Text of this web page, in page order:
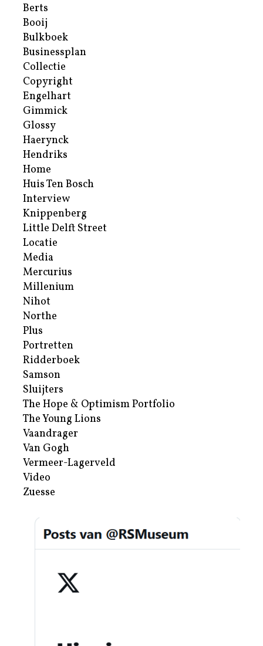
Berts
Booij
Bulkboek
Businessplan
Collectie
Copyright
Engelhart
Gimmick
Glossy
Haerynck
Hendriks
Home
Huis Ten Bosch
Interview
Knippenberg
Little Delft Street
Locatie
Media
Mercurius
Millenium
Nihot
Northe
Plus
Portretten
Ridderboek
Samson
Sluijters
The Hope & Optimism Portfolio
The Young Lions
Vaandrager
Van Gogh
Vermeer-Lagerveld
Video
Zuesse